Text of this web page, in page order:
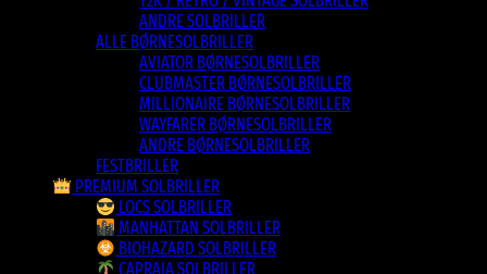
ANDRE SOLBRILLER
ALLE BØRNESOLBRILLER
AVIATOR BØRNESOLBRILLER
CLUBMASTER BØRNESOLBRILLER
MILLIONAIRE BØRNESOLBRILLER
WAYFARER BØRNESOLBRILLER
ANDRE BØRNESOLBRILLER
FESTBRILLER
PREMIUM SOLBRILLER
LOCS SOLBRILLER
MANHATTAN SOLBRILLER
BIOHAZARD SOLBRILLER
CAPRAIA SOLBRILLER